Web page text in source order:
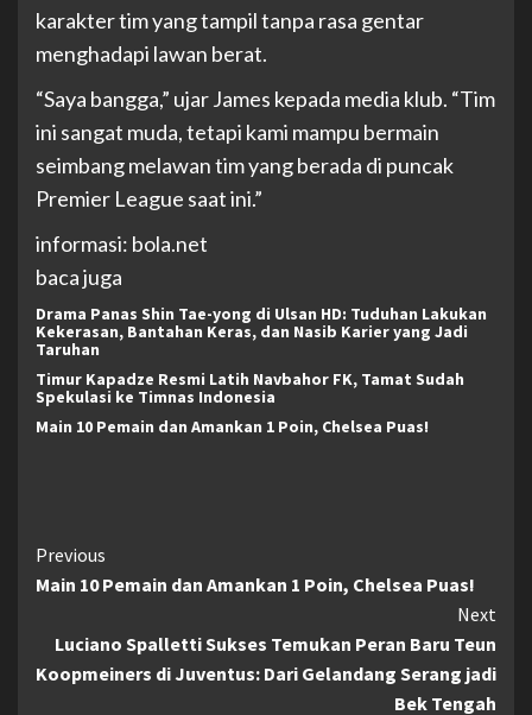
karakter tim yang tampil tanpa rasa gentar
menghadapi lawan berat.
“Saya bangga,” ujar James kepada media klub. “Tim
ini sangat muda, tetapi kami mampu bermain
seimbang melawan tim yang berada di puncak
Premier League saat ini.”
informasi: bola.net
baca juga
Drama Panas Shin Tae-yong di Ulsan HD: Tuduhan Lakukan
Kekerasan, Bantahan Keras, dan Nasib Karier yang Jadi
Taruhan
Timur Kapadze Resmi Latih Navbahor FK, Tamat Sudah
Spekulasi ke Timnas Indonesia
Main 10 Pemain dan Amankan 1 Poin, Chelsea Puas!
Continue
Reading
Previous
Main 10 Pemain dan Amankan 1 Poin, Chelsea Puas!
Next
Luciano Spalletti Sukses Temukan Peran Baru Teun
Koopmeiners di Juventus: Dari Gelandang Serang jadi
Bek Tengah